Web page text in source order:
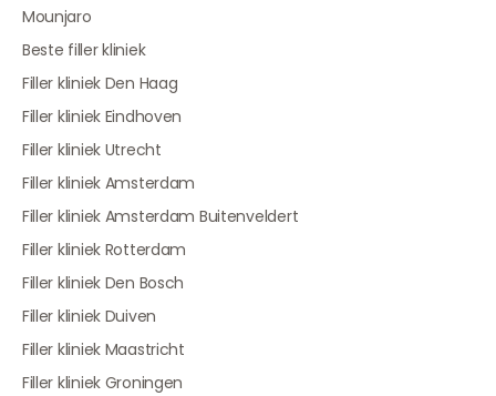
Mounjaro
Beste filler kliniek
Filler kliniek Den Haag
Filler kliniek Eindhoven
Filler kliniek Utrecht
Filler kliniek Amsterdam
Filler kliniek Amsterdam Buitenveldert
Filler kliniek Rotterdam
Filler kliniek Den Bosch
Filler kliniek Duiven
Filler kliniek Maastricht
Filler kliniek Groningen